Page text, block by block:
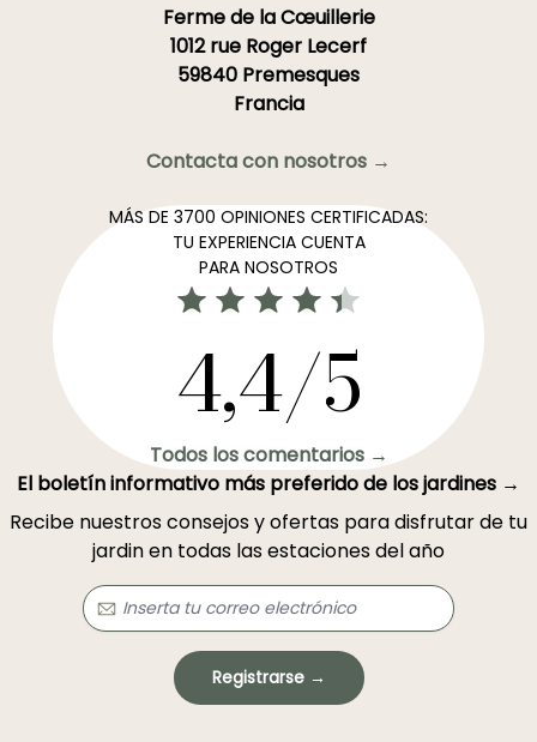
Ferme de la Cœuillerie
1012 rue Roger Lecerf
59840 Premesques
Francia
Contacta con nosotros →
MÁS DE 3700 OPINIONES CERTIFICADAS:
TU EXPERIENCIA CUENTA
PARA NOSOTROS
4,4/5
Todos los comentarios →
El boletín informativo más preferido de los jardines →
Recibe nuestros consejos y ofertas para disfrutar de tu
jardin en todas las estaciones del año
Registrarse →